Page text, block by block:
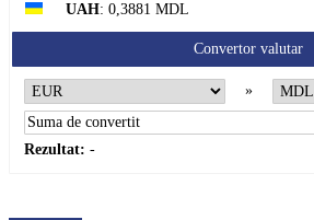
UAH: 0,3881 MDL
Convertor valutar
»
Rezultat: -